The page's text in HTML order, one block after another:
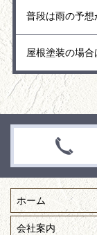
ホーム
会社案内